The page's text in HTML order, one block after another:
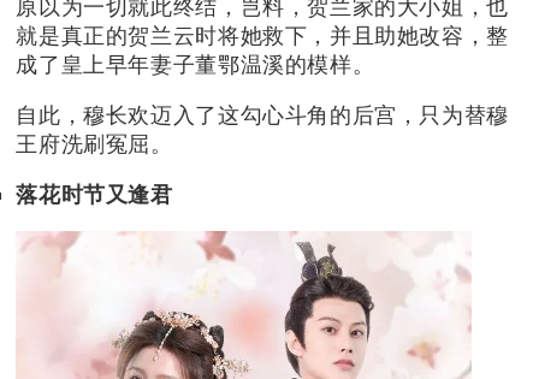
原以为一切就此终结，岂料，贺兰家的大小姐，也
就是真正的贺兰云时将她救下，并且助她改容，整
成了皇上早年妻子董鄂温溪的模样。
自此，穆长欢迈入了这勾心斗角的后宫，只为替穆
王府洗刷冤屈。
落花时节又逢君